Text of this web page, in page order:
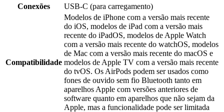
Conexões
USB-C (para carregamento)
Compatibilidade
Modelos de iPhone com a versão mais recente
do iOS, modelos de iPad com a versão mais
recente do iPadOS, modelos de Apple Watch
com a versão mais recente do watchOS, modelos
de Mac com a versão mais recente do macOS e
modelos de Apple TV com a versão mais recente
do tvOS. Os AirPods podem ser usados como
fones de ouvido sem fio Bluetooth tanto em
aparelhos Apple com versões anteriores de
software quanto em aparelhos que não sejam da
Apple, mas a funcionalidade pode ser limitada